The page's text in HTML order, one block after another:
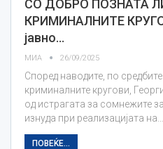
СО ДОБРО ПОЗНАТА
КРИМИНАЛНИТЕ
јавно…
МИА 26/09/2025
Според наводите, по
криминалните кругови,
од истрагата за сомнежите
изнуда при реализацијата на…
ПОВЕЌЕ...